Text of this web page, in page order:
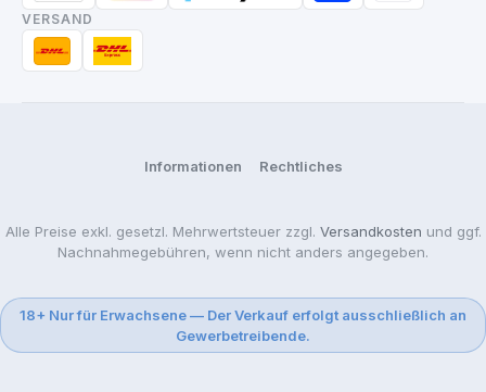
VERSAND
Informationen Rechtliches
Alle Preise exkl. gesetzl. Mehrwertsteuer zzgl. Versandkosten und ggf.
Nachnahmegebühren, wenn nicht anders angegeben.
18+ Nur für Erwachsene — Der Verkauf erfolgt ausschließlich an
Gewerbetreibende.